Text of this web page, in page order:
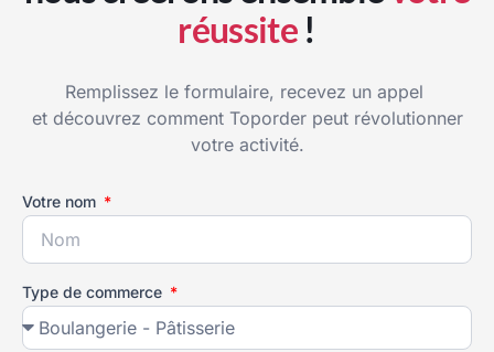
réussite!
Remplissez le formulaire, recevez un appel
et découvrez comment Toporder peut révolutionner
votre activité.
Votre nom
Type de commerce